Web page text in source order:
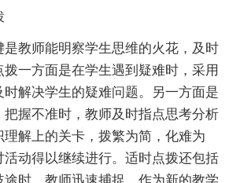
是教师能明察学生思维的火花，及时
一方面是在学生遇到疑难时，采用
解决学生的疑难问题。另一方面是
把握不准时，教师及时指点思考分析
理解上的关卡，拨繁为简，化难为
活动得以继续进行。适时点拨还包括